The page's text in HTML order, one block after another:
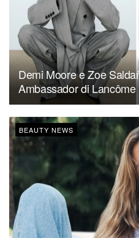
Demi Moore e Zoe
Ambassador di Lancôme
BEAUTY NEWS